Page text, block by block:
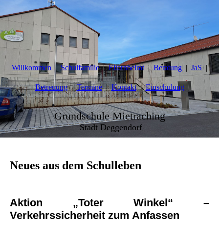
Willkommen Schulfamilie Elternbeirat Beratung JaS
Betreuung Termine Kontakt Einschulung
Grundschule Mietraching
Stadt Deggendorf
Neues aus dem Schulleben
Aktion „Toter Winkel“ –
Verkehrssicherheit zum Anfassen